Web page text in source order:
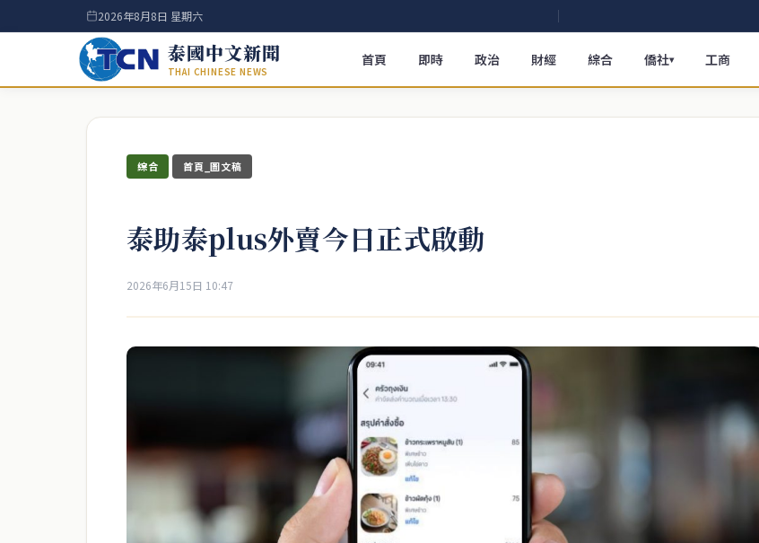
2026年8月8日 星期六
泰國中文新聞
THAI CHINESE NEWS
首頁 即時 政治 財經 綜合 僑社▾ 工商
綜合 首頁_圖文稿
泰助泰plus外賣今日正式啟動
2026年6月15日 10:47